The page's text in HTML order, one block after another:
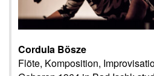
Cordula Bösze
Flöte, Komposition,